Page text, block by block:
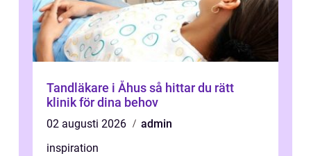
Tandläkare i Åhus så hittar du rätt
klinik för dina behov
02 augusti 2026
admin
inspiration